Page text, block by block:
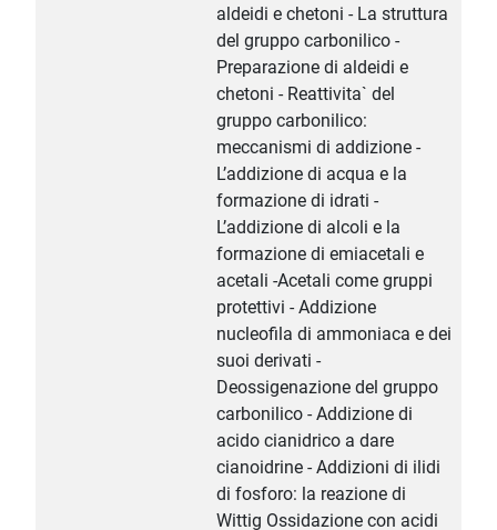
aldeidi e chetoni - La struttura
del gruppo carbonilico -
Preparazione di aldeidi e
chetoni - Reattivita` del
gruppo carbonilico:
meccanismi di addizione -
L’addizione di acqua e la
formazione di idrati -
L’addizione di alcoli e la
formazione di emiacetali e
acetali -Acetali come gruppi
protettivi - Addizione
nucleofila di ammoniaca e dei
suoi derivati -
Deossigenazione del gruppo
carbonilico - Addizione di
acido cianidrico a dare
cianoidrine - Addizioni di ilidi
di fosforo: la reazione di
Wittig Ossidazione con acidi